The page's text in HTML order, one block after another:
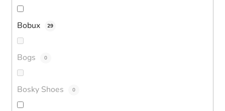
Bobux 29
Bogs 0
Bosky Shoes 0